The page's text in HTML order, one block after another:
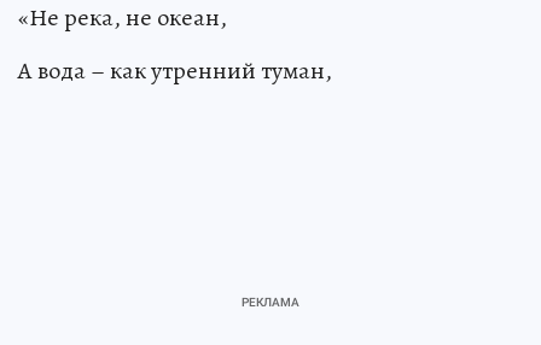
«Не река, не океан,
А вода – как утренний туман,